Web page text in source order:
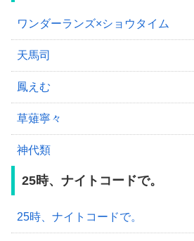
ワンダーランズ×ショウタイム
天馬司
鳳えむ
草薙寧々
神代類
25時、ナイトコードで。
25時、ナイトコードで。